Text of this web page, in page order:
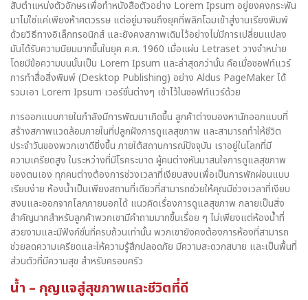
สับตำแหน่งตัวอักษรเพื่อทำหนังสือตัวอย่าง Lorem Ipsum อยู่ยงคงกระพัน
มาไม่ใช่แค่เพียงห้าศตวรรษ แต่อยู่มาจนถึงยุคที่พลิกโฉมเข้าสู่งานเรียงพิมพ์
ด้วยวิธีทางอิเล็กทรอนิกส์ และยังคงสภาพเดิมไว้อย่างไม่มีการเปลี่ยนแปลง
มันได้รับความนิยมมากขึ้นในยุค ค.ศ. 1960 เมื่อแผ่น Letraset วางจำหน่าย
โดยมีข้อความบนนั้นเป็น Lorem Ipsum และล่าสุดกว่านั้น คือเมื่อซอฟท์แวร์
การทำสื่อสิ่งพิมพ์ (Desktop Publishing) อย่าง Aldus PageMaker ได้
รวมเอา Lorem Ipsum เวอร์ชั่นต่างๆ เข้าไว้ในซอฟท์แวร์ด้วย
การออกแบบภายในกำลังมีการพัฒนาเกิดขึ้น ลูกค้าต่างมองหานักออกแบบที่
สร้างสภาพแวดล้อมภายในที่ปลูกฝังการดูแลสุขภาพ และสามารถทำให้ชีวิต
ประจำวันของพวกเขาดียิ่งขึ้น ภายใต้สถานการณ์ปัจจุบัน เราอยู่ในโลกที่มี
ความเครียดสูง ในระหว่างที่มีโรคระบาด ผู้คนต่างหันมาสนใจการดูแลสุขภาพ
ของตนเอง ทุกคนต่างต้องการช่วงเวลาที่เงียบสงบเพื่อเป็นการพักผ่อนแบบ
เรียบง่าย ห้องน้ำเป็นเพียงสถานที่เดียวที่สามารถช่วยให้คุณมีช่วงเวลาที่เงียบ
สงบและออกจากโลกภายนอกได้ แนวคิดเรื่องการดูแลสุขภาพ กลายเป็นสิ่ง
สำคัญมากสำหรับลูกค้าพวกเขามีคำถามมากขึ้นเรื่อย ๆ ไม่เพียงแต่ห้องน้ำที่
สวยงามและมีฟังก์ชั่นที่ครบถ้วนเท่านั้น พวกเขายังคงต้องการห้องที่สามารถ
ช่วยลดความเครียดและให้ความรู้สึกปลอดภัย มีความสะดวกสบาย และเป็นพื้นที่
ส่วนตัวที่มีความสุข สำหรับครอบครัว
น้ำ – กุญแจสู่สุขภาพและชีวิตที่ดี